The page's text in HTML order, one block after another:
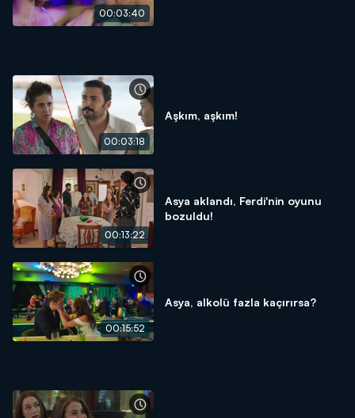
00:03:40
00:03:18
Aşkım, aşkım!
00:13:22
Asya aklandı, Ferdi'nin oyunu
bozuldu!
00:15:52
Asya, alkolü fazla kaçırırsa?